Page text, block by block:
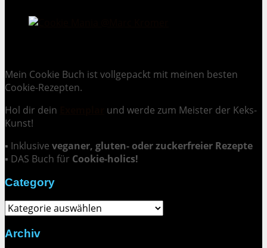
Mein Cookie Buch ist vollgepackt mit meinen besten
Cookie-Rezepten.
Hol dir dein
und werde zum Meister der Keks-
Kunst!
▪ Inklusive veganer, gluten- oder zuckerfreier Rezepte
▪ DAS Buch für Cookie-holics!
Category
Category
Archiv